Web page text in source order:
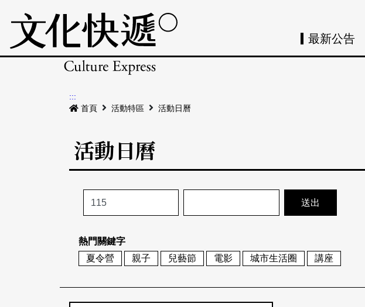
最新公告
:::
首頁
活動特區 活動日曆
活動日曆
熱門關鍵字
夏令營
親子 兒藝節 電影 城市生活圈 講座